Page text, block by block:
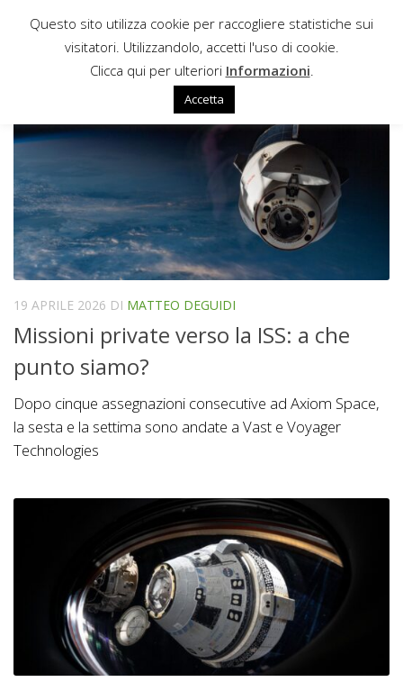
Sotto il contenuto
CST-100 STARLINER
19 APRILE 2026 DI MATTEO DEGUIDI
Missioni private verso la ISS: a che
punto siamo?
Dopo cinque assegnazioni consecutive ad Axiom Space,
la sesta e la settima sono andate a Vast e Voyager
Technologies
Questo sito utilizza cookie per raccogliere statistiche sui
visitatori. Utilizzandolo, accetti l'uso di cookie.
Clicca qui per ulteriori Informazioni
Accetta